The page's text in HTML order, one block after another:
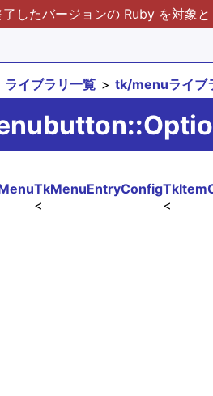
したバージョンの Ruby を対象と
ライブラリ一覧 tk/menuライブ
TkMenuEntryConfig